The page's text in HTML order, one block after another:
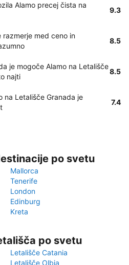
Alamo precej čista na
9.3
razmerje med ceno in
8.5
je mogoče Alamo na Letališče
najti
8.5
na Letališče Granada je
7.4
po svetu
Mallorca
Tenerife
London
Edinburg
Kreta
po svetu
Letališče Catania
Letališče Olbia